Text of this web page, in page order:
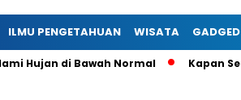
ILMU PENGETAHUAN WISATA GADGED
di Bawah Normal Kapan